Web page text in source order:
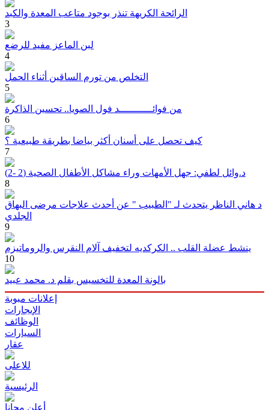
الرائحة الكريهة تنذر بوجود متاعب المعدة والكبد
3
لبن الماعز مفيد للرضع
4
التخلص من تورم الساقين أثناء الحمل
5
من فوائـــــــــــد فول الصويا.. تحسين الذاكرة
6
كيف تحصل على أسنان أكثر بياضا بطريقة طبيعية ؟
7
د.وائل لطفي: جهل الأمهات وراء مشاكل الأطفال الصحية (2 -2)
8
د هاني الناظر يتحدث لـ "الطبيب " عن أحدث علاجات مرضى البهاق
الجلدي
9
ينشط عضلة القلب .. الكركديه لتخفيف آلام النقرس والروماتيزم
10
بالونة المعدة للتخسيس بقلم د. محمد عبيد
إعلانات مبوبة
الإيجارات
الوظائف
السيارات
عقار
للاعلى
الرئيسية
أعلن مجانا